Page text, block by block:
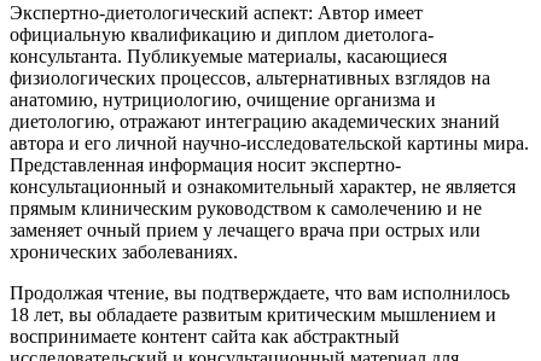
Экспертно-диетологический аспект: Автор имеет
официальную квалификацию и диплом диетолога-
консультанта. Публикуемые материалы, касающиеся
физиологических процессов, альтернативных взглядов на
анатомию, нутрициологию, очищение организма и
диетологию, отражают интеграцию академических знаний
автора и его личной научно-исследовательской картины мира.
Представленная информация носит экспертно-
консультационный и ознакомительный характер, не является
прямым клиническим руководством к самолечению и не
заменяет очный прием у лечащего врача при острых или
хронических заболеваниях.
Продолжая чтение, вы подтверждаете, что вам исполнилось
18 лет, вы обладаете развитым критическим мышлением и
воспринимаете контент сайта как абстрактный